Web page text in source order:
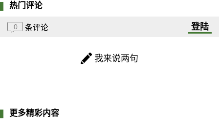
热门评论
0 条评论 登陆
我来说两句
更多精彩内容